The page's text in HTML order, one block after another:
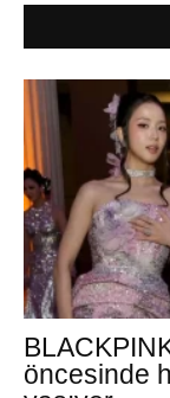
öncesinde